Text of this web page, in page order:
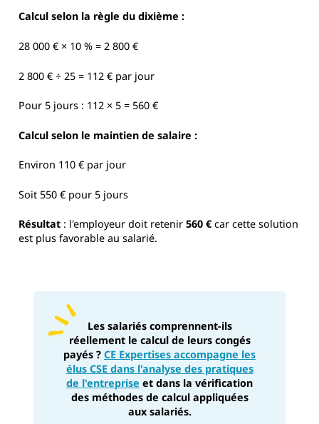
Calcul selon la règle du dixième :
28 000 € × 10 % = 2 800 €
2 800 € ÷ 25 = 112 € par jour
Pour 5 jours : 112 × 5 = 560 €
Calcul selon le maintien de salaire :
Environ 110 € par jour
Soit 550 € pour 5 jours
Résultat : l'employeur doit retenir 560 € car cette solution
est plus favorable au salarié.
Les salariés comprennent-ils
réellement le calcul de leurs congés
payés ? CE Expertises accompagne les
élus CSE dans l'analyse des pratiques
de l'entreprise et dans la vérification
des méthodes de calcul appliquées
aux salariés.